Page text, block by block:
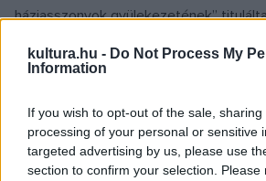
kultura.hu - Do Not Process My
Information
If you wish to opt-out of the sale,
processing of your personal or sensitive
targeted advertising by us, please use
section to confirm your selection.
háziasszonyok gyülekezetének”
soha nem volt. Esetében tiszta
beszélni: lemezei között akadnak
hangvételűek (200 Motels,Joe’s